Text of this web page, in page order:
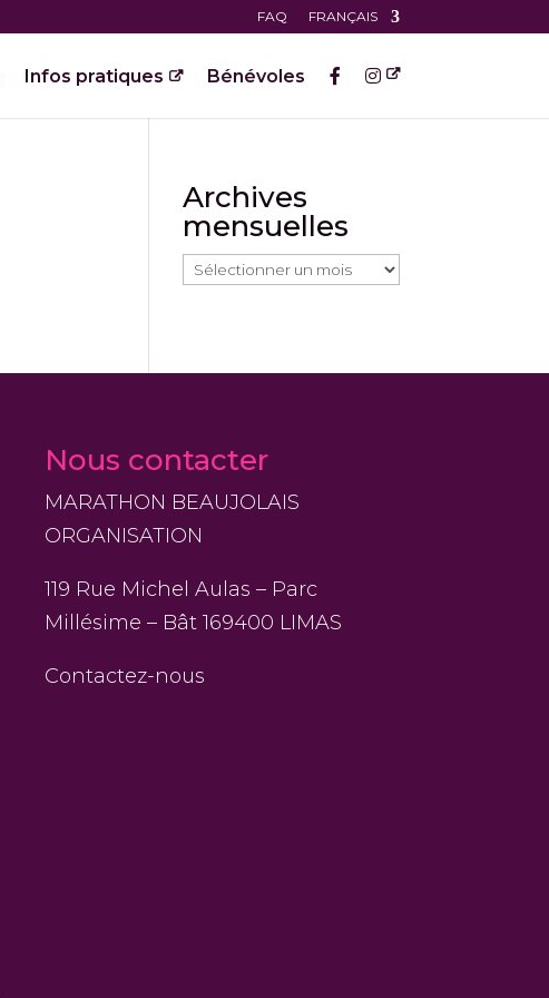
FAQ FRANÇAIS
Infos pratiques Bénévoles
Archives
mensuelles
Archives
Nous contacter
MARATHON BEAUJOLAIS
ORGANISATION
119 Rue Michel Aulas – Parc
Millésime – Bât 169400 LIMAS
Contactez-nous